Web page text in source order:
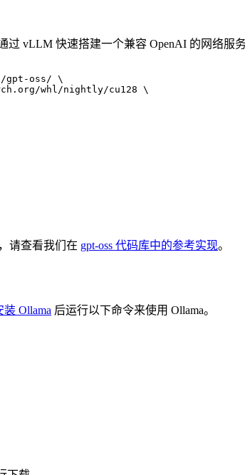
过 vLLM 快速搭建一个兼容 OpenAI 的网络服
gpt-oss/ \
whl/nightly/cu128 \
请查看我们在 gpt-oss 代码库中的参考实现。
装 Ollama 后运行以下命令来使用 Ollama。